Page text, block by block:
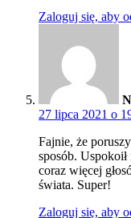
Zaloguj się, aby
27 lipca 2021 o
Fajnie, że
sposób.
coraz więcej
świata. Super!
Zaloguj się, aby